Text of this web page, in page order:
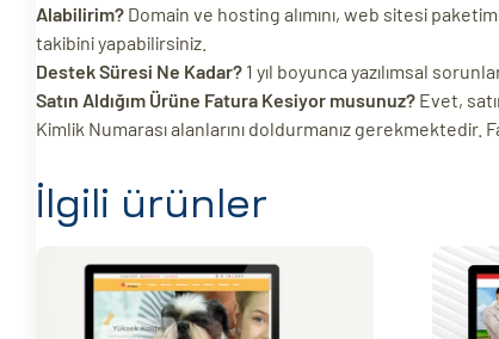
Alabilirim? Domain ve hosting alımını, web sitesi
takibini yapabilirsiniz.
Destek Süresi Ne Kadar? 1 yıl boyunca yazılımsal
Satın Aldığım Ürüne Fatura Kesiyor musunuz? Evet,
Kimlik Numarası alanlarını doldurmanız
İlgili ürünler